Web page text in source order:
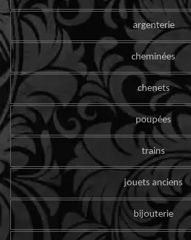
argenterie
cheminées
chenets
poupées
trains
jouets anciens
bijouterie